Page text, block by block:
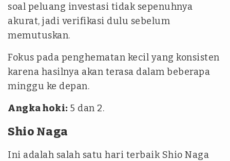
soal peluang investasi tidak sepenuhnya
akurat, jadi verifikasi dulu sebelum
memutuskan.
Fokus pada penghematan kecil yang konsisten
karena hasilnya akan terasa dalam beberapa
minggu ke depan.
Angka hoki: 5 dan 2.
Shio Naga
Ini adalah salah satu hari terbaik Shio Naga